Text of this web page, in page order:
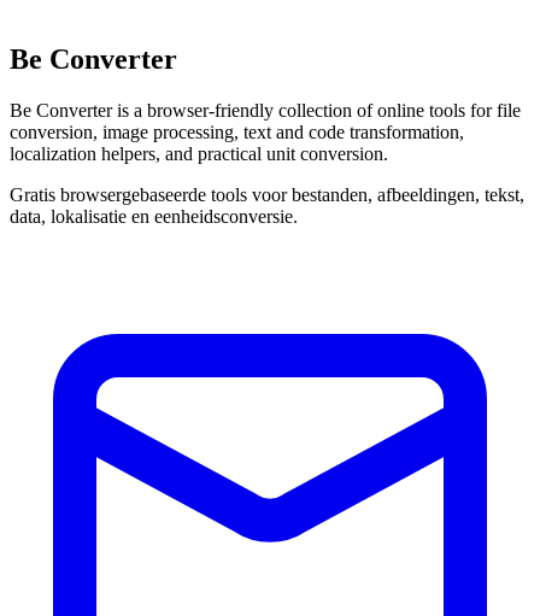
Be Converter
Be Converter is a browser-friendly collection of online tools for file
conversion, image processing, text and code transformation,
localization helpers, and practical unit conversion.
Gratis browsergebaseerde tools voor bestanden, afbeeldingen, tekst,
data, lokalisatie en eenheidsconversie.